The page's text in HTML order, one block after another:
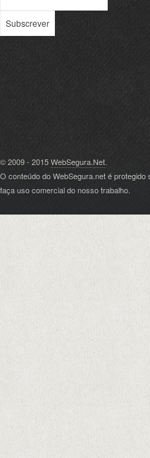
© 2009 - 2015WebSegura.Net.
O conteúdo do WebSegura.net é
faça uso comercial do nosso trabalho.